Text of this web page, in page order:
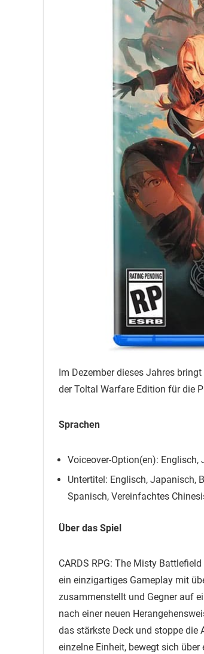
Im Dezember dieses Jahres bringt
der Toltal Warfare Edition für die
Sprachen
Voiceover-Option(en): Englisch,
Untertitel: Englisch, Japanisch,
Spanisch, Vereinfachtes
Über das Spiel
CARDS RPG: The Misty
ein einzigartiges Gameplay mit
zusammenstellt und Gegner auf
nach einer neuen
das stärkste Deck und stoppe die
einzelne Einheit, bewegt sich